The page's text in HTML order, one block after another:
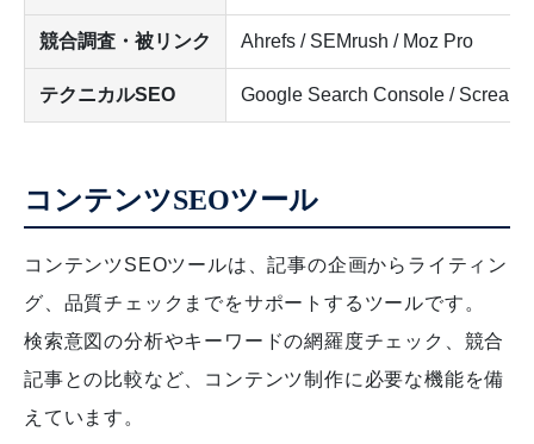
競合調査・被リンク Ahrefs / SEMrush / Moz Pro
テクニカルSEO Google Search Console /
コンテンツSEOツール
コンテンツSEOツールは、記事の企画からライティン
グ、品質チェックまでをサポートするツールです。
検索意図の分析やキーワードの網羅度チェック、競合
記事との比較など、コンテンツ制作に必要な機能を備
えています。